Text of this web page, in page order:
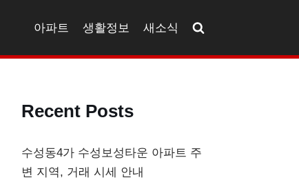
아파트 생활정보 새소식
Recent Posts
수성동4가 수성보성타운 아파트 주
변 지역, 거래 시세 안내